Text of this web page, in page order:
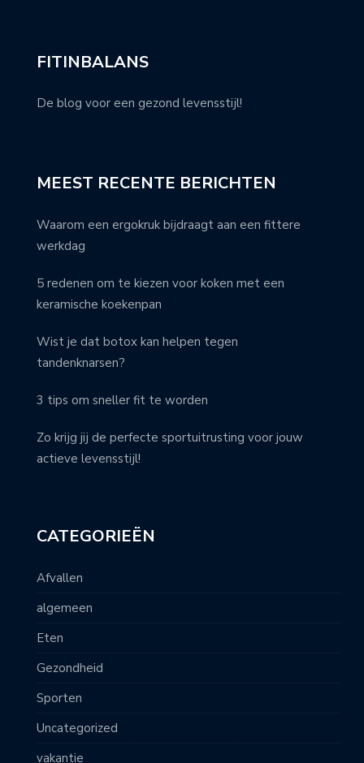
FITINBALANS
De blog voor een gezond levensstijl!
MEEST RECENTE BERICHTEN
Waarom een ergokruk bijdraagt aan een fittere
werkdag
5 redenen om te kiezen voor koken met een
keramische koekenpan
Wist je dat botox kan helpen tegen
tandenknarsen?
3 tips om sneller fit te worden
Zo krijg jij de perfecte sportuitrusting voor jouw
actieve levensstijl!
CATEGORIEËN
Afvallen
algemeen
Eten
Gezondheid
Sporten
Uncategorized
vakantie